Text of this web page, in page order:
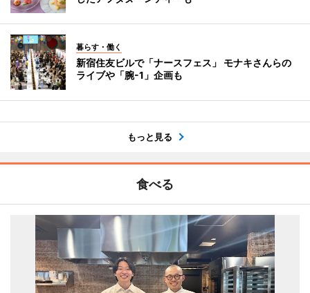
暮らす・働く
新宿住友ビルで「ナースフェス」 モナキさんらの
ライブや「腕-1」企画も
もっと見る
食べる